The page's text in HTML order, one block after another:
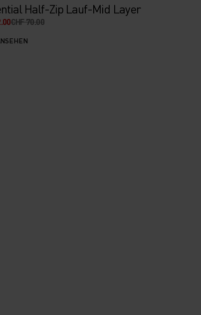
Half-Zip Lauf-Mid Layer
CHF 70.00